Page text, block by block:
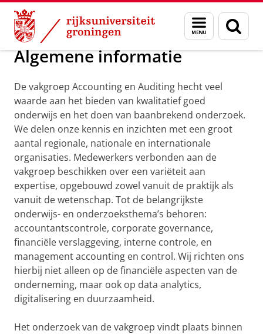
Skip
Content
Skip
Navigation
Menu
en
zoeken
Over ons Accounting en Auditing
Algemene informatie
De vakgroep Accounting en Auditing hecht veel
waarde aan het bieden van kwalitatief goed
onderwijs en het doen van baanbrekend onderzoek.
We delen onze kennis en inzichten met een groot
aantal regionale, nationale en internationale
organisaties. Medewerkers verbonden aan de
vakgroep beschikken over een variëteit aan
expertise, opgebouwd zowel vanuit de praktijk als
vanuit de wetenschap. Tot de belangrijkste
onderwijs- en onderzoeksthema’s behoren:
accountantscontrole, corporate governance,
financiële verslaggeving, interne controle, en
management accounting en control. Wij richten ons
hierbij niet alleen op de financiële aspecten van de
onderneming, maar ook op data analytics,
digitalisering en duurzaamheid.
Het onderzoek van de vakgroep vindt plaats binnen